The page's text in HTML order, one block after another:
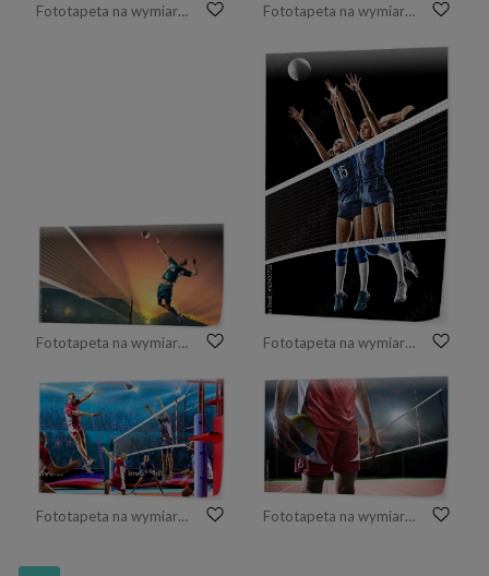
Fototapeta na wymiar Zawodowych siatkarzy w akcji na korcie Fototapeta na wymiar Zawodowi siatkarze w akcji na korcie
Fototapeta na wymiar Męski profesjonalny siatkarz w akci przy zmierzchem Fototapeta na wymiar Żeńscy fachowi siatkarze odizolowywający na czerni
Fototapeta na wymiar Zawodowi siatkarze w akcji na korcie Fototapeta na wymiar Profesjonalny siatkarz z bliska na nocnym korcie